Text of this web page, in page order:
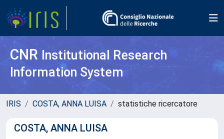
CNR Institutional Research
Information System
IRIS COSTA, ANNA LUISA statistiche ricercatore
COSTA, ANNA LUISA